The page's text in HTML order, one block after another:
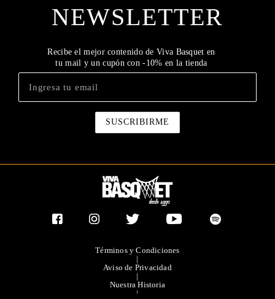
NEWSLETTER
Recibe el mejor contenido de Viva Basquet en
tu mail y un cupón con -10% en la tienda
Términos y Condiciones
|
Aviso de Privacidad
|
Nuestra Historia
|